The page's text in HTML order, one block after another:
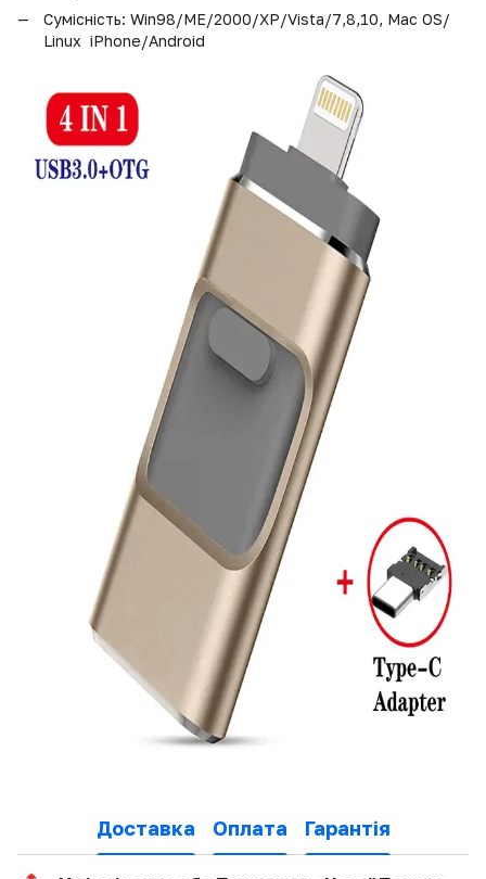
Сумісність: Win98/ME/2000/XP/Vista/7,8,10, Mac OS/
Linux iPhone/Android
Доставка Оплата Гарантія